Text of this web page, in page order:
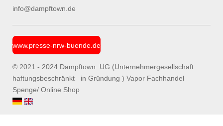
info@dampftown.de
www.presse-nrw-buende.de
© 2021 - 2024 Dampftown UG (Unternehmergesellschaft
haftungsbeschränkt in Gründung ) Vapor Fachhandel
Spenge/ Online Shop